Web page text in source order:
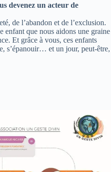
devenez un acteur de
de l’abandon et de l’exclusion.
enfant que nous aidons une graine
Et grâce à vous, ces enfants
s’épanouir… et un jour, peut-être,